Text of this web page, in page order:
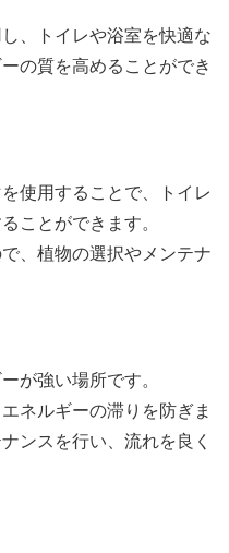
、トイレや浴室を快適な
の質を高めることができ
使用することで、トイレ
ことができます。
、植物の選択やメンテナ
が強い場所です。
ネルギーの滞りを防ぎま
ンスを行い、流れを良く